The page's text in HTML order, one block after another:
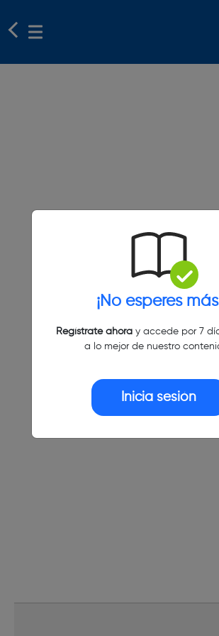
¡No esperes
Regístrate ahoray accede por 7
a lo mejor de nuestro
Inicia sesión